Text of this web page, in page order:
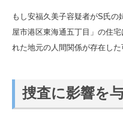
もし安福久美子容疑者がS氏
屋市港区東海通五丁目」の住
れた地元の人間関係が存在した
捜査に影響を